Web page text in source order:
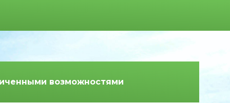
возможностями